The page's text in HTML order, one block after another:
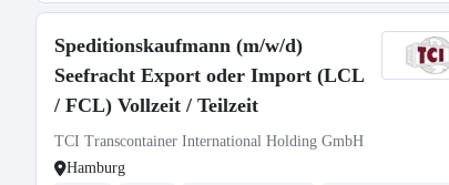
Speditionskaufmann (m/w/d)
Seefracht Export oder Import (LCL
/ FCL) Vollzeit / Teilzeit
TCI Transcontainer International Holding GmbH
Hamburg